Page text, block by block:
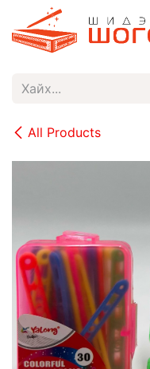
Skip to Content
All Products